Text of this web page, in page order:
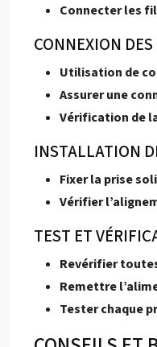
Connecter les
CONNEXION
Utilisation de
Assurer une
Vérification de
INSTALLATION
Fixer la prise
Vérifier
TEST ET
Revérifier
Remettre
Tester chaque